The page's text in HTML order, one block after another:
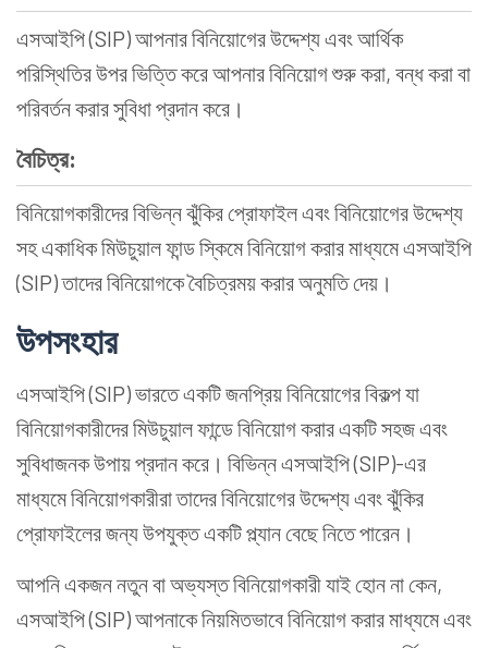
এসআইপি (SIP) আপনার বিনিয়োগের উদ্দেশ্য এবং আর্থিক
পরিস্থিতির উপর ভিত্তি করে আপনার বিনিয়োগ শুরু করা, বন্ধ করা বা
পরিবর্তন করার সুবিধা প্রদান করে।
বৈচিত্র:
বিনিয়োগকারীদের বিভিন্ন ঝুঁকির প্রোফাইল এবং বিনিয়োগের উদ্দেশ্য
সহ একাধিক মিউচুয়াল ফান্ড স্কিমে বিনিয়োগ করার মাধ্যমে এসআইপি
(SIP) তাদের বিনিয়োগকে বৈচিত্রময় করার অনুমতি দেয়।
উপসংহার
এসআইপি (SIP) ভারতে একটি জনপ্রিয় বিনিয়োগের বিকল্প যা
বিনিয়োগকারীদের মিউচুয়াল ফান্ডে বিনিয়োগ করার একটি সহজ এবং
সুবিধাজনক উপায় প্রদান করে। বিভিন্ন এসআইপি (SIP)-এর
মাধ্যমে বিনিয়োগকারীরা তাদের বিনিয়োগের উদ্দেশ্য এবং ঝুঁকির
প্রোফাইলের জন্য উপযুক্ত একটি প্ল্যান বেছে নিতে পারেন।
আপনি একজন নতুন বা অভ্যস্ত বিনিয়োগকারী যাই হোন না কেন,
এসআইপি (SIP) আপনাকে নিয়মিতভাবে বিনিয়োগ করার মাধ্যমে এবং